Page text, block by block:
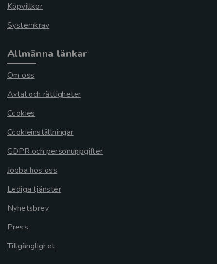
Köpvillkor
Systemkrav
Allmänna länkar
Om oss
Avtal och rättigheter
Cookies
Cookieinställningar
GDPR och personuppgifter
Jobba hos oss
Lediga tjänster
Nyhetsbrev
Press
Tillgänglighet